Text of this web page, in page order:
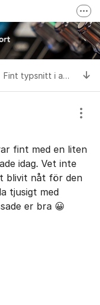
Radio
hos Teracom
Fint typsnitt i appen
fint med en liten
idag. Vet inte
blivit nåt för den
tjusigt med
er bra 😀